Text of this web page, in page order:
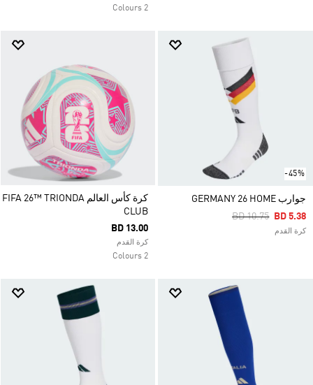
2 Colours
-45%
جوارب GERMANY 26 HOME
Price Reduced
BD 10.75ToBD 5.38
كرة القدم
كرة كأس العالم FIFA 26™ TRIONDA
CLUB
BD 13.00
كرة القدم
2 Colours